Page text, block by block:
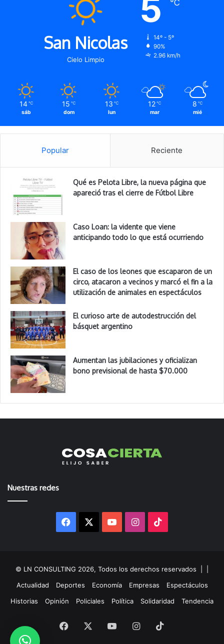
San Nicolas
Cielo Limpio
5 ℃
14º - 5º
90%
2.96 km/h
14 ℃
sáb
15 ℃
dom
13 ℃
lun
12 ℃
mar
8 ℃
mié
Popular Reciente
Qué es Pelota Libre, la nueva página que
apareció tras el cierre de Fútbol Libre
Caso Loan: la vidente que viene
anticipando todo lo que está ocurriendo
El caso de los leones que escaparon de un
circo, atacaron a vecinos y marcó el fin a la
utilización de animales en espectáculos
El curioso arte de autodestrucción del
básquet argentino
Aumentan las jubilaciones y oficializan
bono previsional de hasta $70.000
Nuestras redes
Facebook YouTubeInstagram
© LN CONSULTING 2026, Todos los derechos reservados |
Actualidad
Deportes Economía Empresas
Espectáculos
Historias
Opinión Policiales Política Solidaridad Tendencia
Facebook YouTubeInstagram